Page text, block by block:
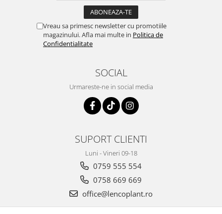
Vreau sa primesc newsletter cu promotiile
magazinului. Afla mai multe in Politica de
Confidentialitate
SOCIAL
Urmareste-ne in social media
SUPORT CLIENTI
Luni - Vineri 09-18
0759 555 554
0758 669 669
office@lencoplant.ro